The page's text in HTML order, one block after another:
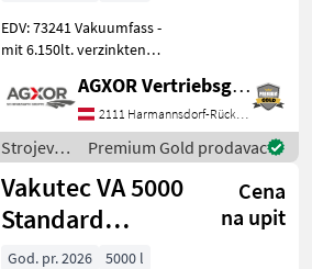
EDV: 73241 Vakuumfass -
mit 6.150lt. verzinkten
Beleuchtung nach StVo.
Kompressor/Überlauf - VA
58 Kompressor mit 6500lt.
Luftleist
AGXOR Vertriebsgesellschaft Ost GmbH
2111 Harmannsdorf-Rückersdorf
Strojevi
za
đubrenje,
gnojenje i
navodnjavanje
/ Vakutec
Premium Gold prodavac
Vakutec VA 5000
Standard
Vakuumfass
Cena
na upit
God. pr. 2026
5000 l